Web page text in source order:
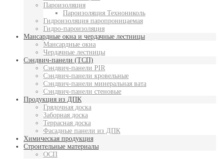
Пароизоляция
Пароизоляция Технониколь
Гидроизоляция паропроницаемая
Гидро-пароизоляция
Мансардные окна и чердачные лестницы
Мансардные окна
Чердачные лестницы
Сэндвич-панели (ТСП)
Сэндвич-панели PIR
Сэндвич-панели кровельные
Сэндвич-панели минеральная вата
Сэндвич-панели стеновые
Продукция из ДПК
Грядочная доска
Заборная доска
Террасная доска
Фасадные панели из ДПК
Химическая продукция
Строительные материалы
ОСП